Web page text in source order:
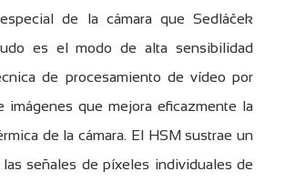
de la cámara que Sedláček
es el modo de alta sensibilidad
de procesamiento de vídeo por
imágenes que mejora eficazmente la
de la cámara. El HSM sustrae un
señales de píxeles individuales de